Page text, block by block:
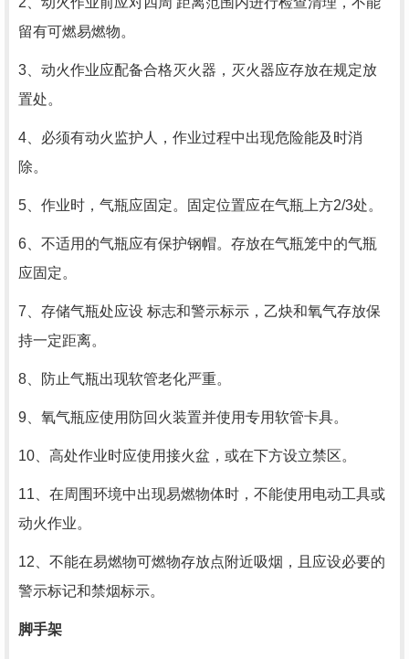
留有可燃易燃物。
3、动火作业应配备合格灭火器，灭火器应存放在规定放
置处。
4、必须有动火监护人，作业过程中出现危险能及时消
除。
5、作业时，气瓶应固定。固定位置应在气瓶上方2/3处。
6、不适用的气瓶应有保护钢帽。存放在气瓶笼中的气瓶
应固定。
7、存储气瓶处应设 标志和警示标示，乙炔和氧气存放保
持一定距离。
8、防止气瓶出现软管老化严重。
9、氧气瓶应使用防回火装置并使用专用软管卡具。
10、高处作业时应使用接火盆，或在下方设立禁区。
11、在周围环境中出现易燃物体时，不能使用电动工具或
动火作业。
12、不能在易燃物可燃物存放点附近吸烟，且应设必要的
警示标记和禁烟标示。
脚手架